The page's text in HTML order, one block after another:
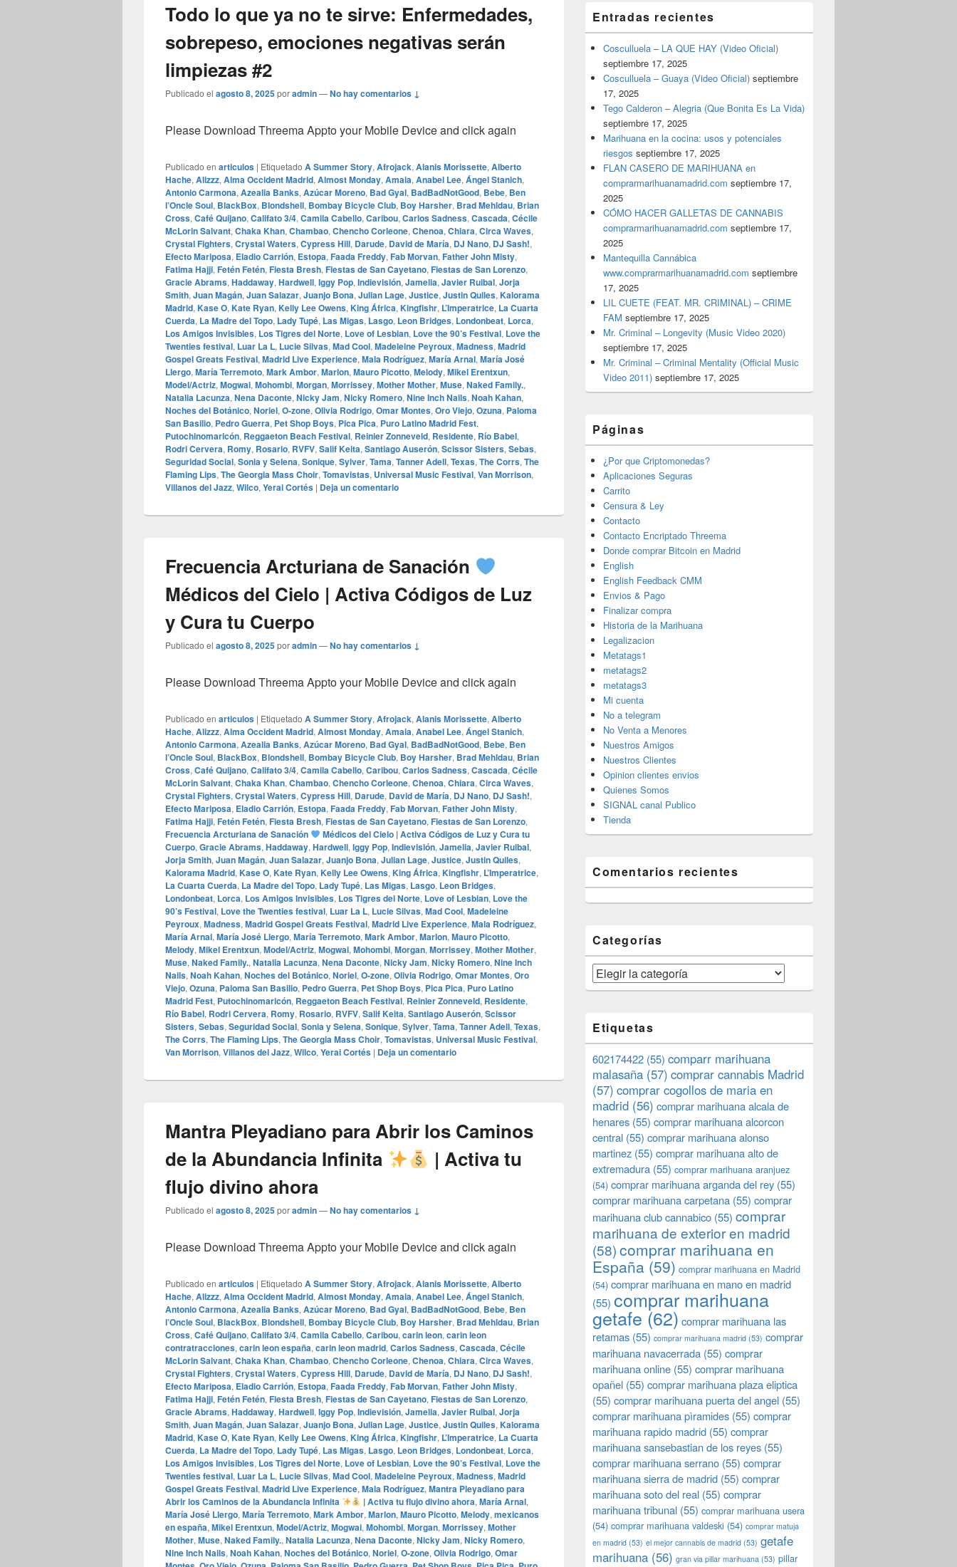
Todo lo que ya no te sirve: Enfermedades,
sobrepeso, emociones negativas serán
limpiezas #2
Publicado el agosto 8, 2025poradmin—No hay comentarios ↓
Please Download Threema Appto your Mobile Device and click again
Publicado en articulos | Etiquetado A Summer Story, Afrojack, Alanis Morissette, Alberto
Hache, Alizzz, Alma Occident Madrid, Almost Monday, Amaia, Anabel Lee, Ángel Stanich,
Antonio Carmona, Azealia Banks, Azúcar Moreno, Bad Gyal, BadBadNotGood, Bebe, Ben
l’Oncle Soul, BlackBox, Blondshell, Bombay Bicycle Club, Boy Harsher, Brad Mehldau, Brian
Cross, Café Quijano, Califato 3/4, Camila Cabello, Caribou, Carlos Sadness, Cascada, Cécile
McLorin Salvant, Chaka Khan, Chambao, Chencho Corleone, Chenoa, Chiara, Circa Waves,
Crystal Fighters, Crystal Waters, Cypress Hill, Darude, David de María, DJ Nano, DJ Sash!,
Efecto Mariposa, Eladio Carrión, Estopa, Faada Freddy, Fab Morvan, Father John Misty,
Fatima Hajji, Fetén Fetén, Fiesta Bresh, Fiestas de San Cayetano, Fiestas de San Lorenzo,
Gracie Abrams, Haddaway, Hardwell, Iggy Pop, Indievisión, Jamelia, Javier Ruibal, Jorja
Smith, Juan Magán, Juan Salazar, Juanjo Bona, Julian Lage, Justice, Justin Quiles, Kalorama
Madrid, Kase O, Kate Ryan, Kelly Lee Owens, King África, Kingfishr, L’Imperatrice, La Cuarta
Cuerda, La Madre del Topo, Lady Tupé, Las Migas, Lasgo, Leon Bridges, Londonbeat, Lorca,
Los Amigos Invisibles, Los Tigres del Norte, Love of Lesbian, Love the 90’s Festival, Love the
Twenties festival, Luar La L, Lucie Silvas, Mad Cool, Madeleine Peyroux, Madness, Madrid
Gospel Greats Festival, Madrid Live Experience, Mala Rodríguez, María Arnal, María José
Llergo, María Terremoto, Mark Ambor, Marlon, Mauro Picotto, Melody, Mikel Erentxun,
Model/Actriz, Mogwai, Mohombi, Morgan, Morrissey, Mother Mother, Muse, Naked Family.,
Natalia Lacunza, Nena Daconte, Nicky Jam, Nicky Romero, Nine Inch Nails, Noah Kahan,
Noches del Botánico, Noriel, O‑zone, Olivia Rodrigo, Omar Montes, Oro Viejo, Ozuna, Paloma
San Basilio, Pedro Guerra, Pet Shop Boys, Pica Pica, Puro Latino Madrid Fest,
Putochinomaricón, Reggaeton Beach Festival, Reinier Zonneveld, Residente, Río Babel,
Rodri Cervera, Romy, Rosario, RVFV, Salif Keita, Santiago Auserón, Scissor Sisters, Sebas,
Seguridad Social, Sonia y Selena, Sonique, Sylver, Tama, Tanner Adell, Texas, The Corrs, The
Flaming Lips, The Georgia Mass Choir, Tomavistas, Universal Music Festival, Van Morrison,
Villanos del Jazz, Wilco, Yerai Cortés | Deja un comentario
Frecuencia Arcturiana de Sanación
Médicos del Cielo | Activa Códigos de Luz
y Cura tu Cuerpo
Publicado el agosto 8, 2025poradmin—No hay comentarios ↓
Please Download Threema Appto your Mobile Device and click again
Publicado en articulos | Etiquetado A Summer Story, Afrojack, Alanis Morissette, Alberto
Hache, Alizzz, Alma Occident Madrid, Almost Monday, Amaia, Anabel Lee, Ángel Stanich,
Antonio Carmona, Azealia Banks, Azúcar Moreno, Bad Gyal, BadBadNotGood, Bebe, Ben
l’Oncle Soul, BlackBox, Blondshell, Bombay Bicycle Club, Boy Harsher, Brad Mehldau, Brian
Cross, Café Quijano, Califato 3/4, Camila Cabello, Caribou, Carlos Sadness, Cascada, Cécile
McLorin Salvant, Chaka Khan, Chambao, Chencho Corleone, Chenoa, Chiara, Circa Waves,
Crystal Fighters, Crystal Waters, Cypress Hill, Darude, David de María, DJ Nano, DJ Sash!,
Efecto Mariposa, Eladio Carrión, Estopa, Faada Freddy, Fab Morvan, Father John Misty,
Fatima Hajji, Fetén Fetén, Fiesta Bresh, Fiestas de San Cayetano, Fiestas de San Lorenzo,
Frecuencia Arcturiana de Sanación
Médicos del Cielo | Activa Códigos de Luz y Cura tu
Cuerpo, Gracie Abrams, Haddaway, Hardwell, Iggy Pop, Indievisión, Jamelia, Javier Ruibal,
Jorja Smith, Juan Magán, Juan Salazar, Juanjo Bona, Julian Lage, Justice, Justin Quiles,
Kalorama Madrid, Kase O, Kate Ryan, Kelly Lee Owens, King África, Kingfishr, L’Imperatrice,
La Cuarta Cuerda, La Madre del Topo, Lady Tupé, Las Migas, Lasgo, Leon Bridges,
Londonbeat, Lorca, Los Amigos Invisibles, Los Tigres del Norte, Love of Lesbian, Love the
90’s Festival, Love the Twenties festival, Luar La L, Lucie Silvas, Mad Cool, Madeleine
Peyroux, Madness, Madrid Gospel Greats Festival, Madrid Live Experience, Mala Rodríguez,
María Arnal, María José Llergo, María Terremoto, Mark Ambor, Marlon, Mauro Picotto,
Melody, Mikel Erentxun, Model/Actriz, Mogwai, Mohombi, Morgan, Morrissey, Mother Mother,
Muse, Naked Family., Natalia Lacunza, Nena Daconte, Nicky Jam, Nicky Romero, Nine Inch
Nails, Noah Kahan, Noches del Botánico, Noriel, O‑zone, Olivia Rodrigo, Omar Montes, Oro
Viejo, Ozuna, Paloma San Basilio, Pedro Guerra, Pet Shop Boys, Pica Pica, Puro Latino
Madrid Fest, Putochinomaricón, Reggaeton Beach Festival, Reinier Zonneveld, Residente,
Río Babel, Rodri Cervera, Romy, Rosario, RVFV, Salif Keita, Santiago Auserón, Scissor
Sisters, Sebas, Seguridad Social, Sonia y Selena, Sonique, Sylver, Tama, Tanner Adell, Texas,
The Corrs, The Flaming Lips, The Georgia Mass Choir, Tomavistas, Universal Music Festival,
Van Morrison, Villanos del Jazz, Wilco, Yerai Cortés | Deja un comentario
Mantra Pleyadiano para Abrir los Caminos
de la Abundancia Infinita
| Activa tu
flujo divino ahora
Publicado el agosto 8, 2025poradmin—No hay comentarios ↓
Please Download Threema Appto your Mobile Device and click again
Publicado en articulos | Etiquetado A Summer Story, Afrojack, Alanis Morissette, Alberto
Hache, Alizzz, Alma Occident Madrid, Almost Monday, Amaia, Anabel Lee, Ángel Stanich,
Antonio Carmona, Azealia Banks, Azúcar Moreno, Bad Gyal, BadBadNotGood, Bebe, Ben
l’Oncle Soul, BlackBox, Blondshell, Bombay Bicycle Club, Boy Harsher, Brad Mehldau, Brian
Cross, Café Quijano, Califato 3/4, Camila Cabello, Caribou, carin leon, carin leon
contratracciones, carin leon españa, carin leon madrid, Carlos Sadness, Cascada, Cécile
McLorin Salvant, Chaka Khan, Chambao, Chencho Corleone, Chenoa, Chiara, Circa Waves,
Crystal Fighters, Crystal Waters, Cypress Hill, Darude, David de María, DJ Nano, DJ Sash!,
Efecto Mariposa, Eladio Carrión, Estopa, Faada Freddy, Fab Morvan, Father John Misty,
Fatima Hajji, Fetén Fetén, Fiesta Bresh, Fiestas de San Cayetano, Fiestas de San Lorenzo,
Gracie Abrams, Haddaway, Hardwell, Iggy Pop, Indievisión, Jamelia, Javier Ruibal, Jorja
Smith, Juan Magán, Juan Salazar, Juanjo Bona, Julian Lage, Justice, Justin Quiles, Kalorama
Madrid, Kase O, Kate Ryan, Kelly Lee Owens, King África, Kingfishr, L’Imperatrice, La Cuarta
Cuerda, La Madre del Topo, Lady Tupé, Las Migas, Lasgo, Leon Bridges, Londonbeat, Lorca,
Los Amigos Invisibles, Los Tigres del Norte, Love of Lesbian, Love the 90’s Festival, Love the
Twenties festival, Luar La L, Lucie Silvas, Mad Cool, Madeleine Peyroux, Madness, Madrid
Gospel Greats Festival, Madrid Live Experience, Mala Rodríguez, Mantra Pleyadiano para
Abrir los Caminos de la Abundancia Infinita
| Activa tu flujo divino ahora,María Arnal,
María José Llergo, María Terremoto, Mark Ambor, Marlon, Mauro Picotto, Melody, mexicanos
en españa, Mikel Erentxun, Model/Actriz, Mogwai, Mohombi, Morgan, Morrissey, Mother
Mother, Muse, Naked Family., Natalia Lacunza, Nena Daconte, Nicky Jam, Nicky Romero,
Nine Inch Nails, Noah Kahan, Noches del Botánico, Noriel, O‑zone, Olivia Rodrigo, Omar
Entradas recientes
Cosculluela – LA QUE HAY (Video Oficial)
septiembre 17, 2025
Cosculluela – Guaya (Video Oficial) septiembre
17, 2025
Tego Calderon – Alegria (Que Bonita Es La Vida)
septiembre 17, 2025
Marihuana en la cocina: usos y potenciales
riesgos septiembre 17, 2025
FLAN CASERO DE MARIHUANA en
comprarmarihuanamadrid.com septiembre 17,
2025
CÓMO HACER GALLETAS DE CANNABIS
comprarmarihuanamadrid.com septiembre 17,
2025
Mantequilla Cannábica
www.comprarmarihuanamadrid.com septiembre
17, 2025
LIL CUETE (FEAT. MR. CRIMINAL) – CRIME
FAM septiembre 17, 2025
Mr. Criminal – Longevity (Music Video 2020)
septiembre 17, 2025
Mr. Criminal – Criminal Mentality (Official Music
Video 2011) septiembre 17, 2025
Páginas
¿Por que Criptomonedas?
Aplicaciones Seguras
Carrito
Censura & Ley
Contacto
Contacto Encriptado Threema
Donde comprar Bitcoin en Madrid
English
English Feedback CMM
Envios & Pago
Finalizar compra
Historia de la Marihuana
Legalizacion
Metatags1
metatags2
metatags3
Mi cuenta
No a telegram
No Venta a Menores
Nuestros Amigos
Nuestros Clientes
Opinion clientes envios
Quienes Somos
SIGNAL canal Publico
Tienda
Comentarios recientes
Categorías
Categorías
Etiquetas
602174422 (55) comparr marihuana
malasaña (57) comprar cannabis Madrid
(57) comprar cogollos de maria en
madrid (56) comprar marihuana alcala de
henares (55) comprar marihuana alcorcon
central (55) comprar marihuana alonso
martinez (55) comprar marihuana alto de
extremadura (55) comprar marihuana aranjuez
(54) comprar marihuana arganda del rey (55)
comprar marihuana carpetana (55) comprar
marihuana club cannabico (55) comprar
marihuana de exterior en madrid
(58)comprar marihuana en
España (59) comprar marihuana en Madrid
(54) comprar marihuana en mano en madrid
(55) comprar marihuana
getafe (62) comprar marihuana las
retamas (55) comprar marihuana madrid (53) comprar
marihuana navacerrada (55) comprar
marihuana online (55) comprar marihuana
opañel (55) comprar marihuana plaza eliptica
(55) comprar marihuana puerta del angel (55)
comprar marihuana pìramides (55) comprar
marihuana rapido madrid (55) comprar
marihuana sansebastian de los reyes (55)
comprar marihuana serrano (55) comprar
marihuana sierra de madrid (55) comprar
marihuana soto del real (55) comprar
marihuana tribunal (55) comprar marihuana usera
(54) comprar marihuana valdeski (54) comprar matuja
en madrid (53) el mejor cannabis de madrid (53) getafe
marihuana (56) gran via pillar marihuana (53) pillar